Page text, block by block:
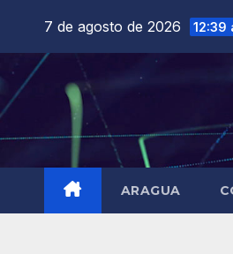
contenido
7 de agosto de 2026 12:39
ARAGUA